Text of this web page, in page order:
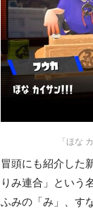
「ほな
冒頭にも紹介した
りみ連合」という
ふみの「み」、す